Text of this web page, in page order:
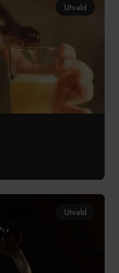
Utvald
Utvald